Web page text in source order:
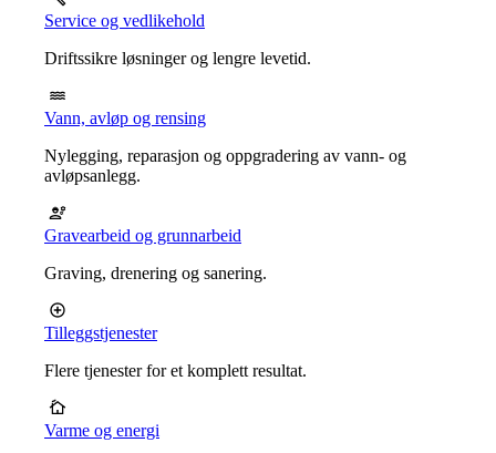
Service og vedlikehold
Driftssikre løsninger og lengre levetid.
Vann, avløp og rensing
Nylegging, reparasjon og oppgradering av vann- og
avløpsanlegg.
Gravearbeid og grunnarbeid
Graving, drenering og sanering.
Tilleggstjenester
Flere tjenester for et komplett resultat.
Varme og energi